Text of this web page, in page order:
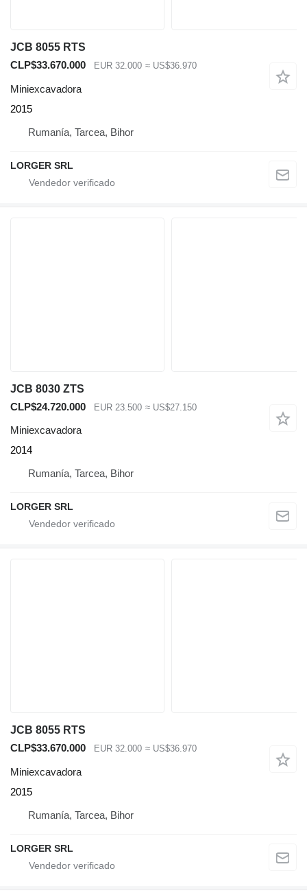
JCB 8055 RTS
CLP$33.670.000
EUR 32.000 ≈ US$36.970
Miniexcavadora
2015
Rumanía, Tarcea, Bihor
LORGER SRL
JCB 8030 ZTS
CLP$24.720.000
EUR 23.500 ≈ US$27.150
Miniexcavadora
2014
Rumanía, Tarcea, Bihor
LORGER SRL
JCB 8055 RTS
CLP$33.670.000
EUR 32.000 ≈ US$36.970
Miniexcavadora
2015
Rumanía, Tarcea, Bihor
LORGER SRL